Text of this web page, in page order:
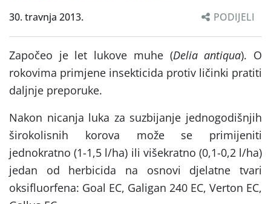
30. travnja 2013. PODIJELI
Započeo je let lukove muhe (Delia antiqua). O
rokovima primjene insekticida protiv ličinki pratiti
daljnje preporuke.
Nakon nicanja luka za suzbijanje jednogodišnjih
širokolisnih korova može se primijeniti
jednokratno (1-1,5 l/ha) ili višekratno (0,1-0,2 l/ha)
jedan od herbicida na osnovi djelatne tvari
oksifluorfena: Goal EC, Galigan 240 EC, Verton EC,